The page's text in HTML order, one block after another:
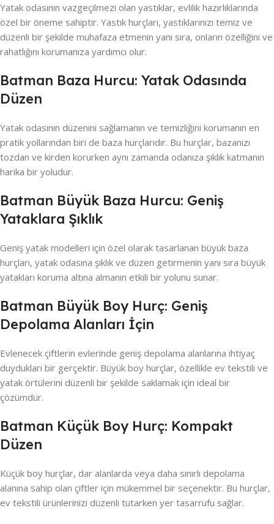
Yatak odasının vazgeçilmezi olan yastıklar, evlilik hazırlıklarında
özel bir öneme sahiptir. Yastık hurçları, yastıklarınızı temiz ve
düzenli bir şekilde muhafaza etmenin yanı sıra, onların özelliğini ve
rahatlığını korumanıza yardımcı olur.
Batman Baza Hurcu: Yatak Odasında
Düzen
Yatak odasının düzenini sağlamanın ve temizliğini korumanın en
pratik yollarından biri de baza hurçlarıdır. Bu hurçlar, bazanızı
tozdan ve kirden korurken aynı zamanda odanıza şıklık katmanın
harika bir yoludur.
Batman Büyük Baza Hurcu: Geniş
Yataklara Şıklık
Geniş yatak modelleri için özel olarak tasarlanan büyük baza
hurçları, yatak odasına şıklık ve düzen getirmenin yanı sıra büyük
yatakları koruma altına almanın etkili bir yolunu sunar.
Batman Büyük Boy Hurç: Geniş
Depolama Alanları İçin
Evlenecek çiftlerin evlerinde geniş depolama alanlarına ihtiyaç
duydukları bir gerçektir. Büyük boy hurçlar, özellikle ev tekstili ve
yatak örtülerini düzenli bir şekilde saklamak için ideal bir
çözümdür.
Batman Küçük Boy Hurç: Kompakt
Düzen
Küçük boy hurçlar, dar alanlarda veya daha sınırlı depolama
alanına sahip olan çiftler için mükemmel bir seçenektir. Bu hurçlar,
ev tekstili ürünlerinizi düzenli tutarken yer tasarrufu sağlar.